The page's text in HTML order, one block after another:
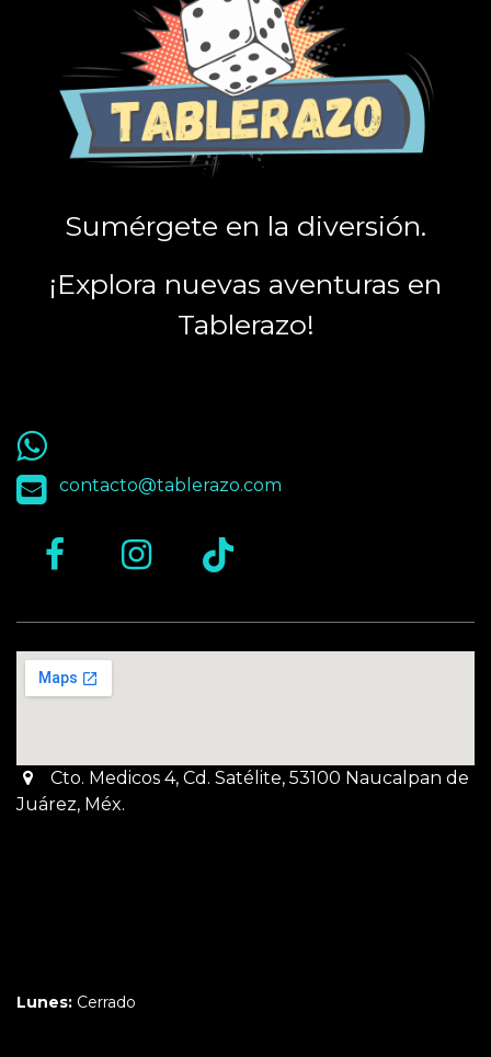
Sumérgete en la diversión.
¡Explora nuevas aventuras en
Tablerazo!
55 9563 4848
contacto@tablerazo.com
Cto. Medicos 4, Cd. Satélite, 53100 Naucalpan de
Juárez, Méx.
Lunes: Cerrado